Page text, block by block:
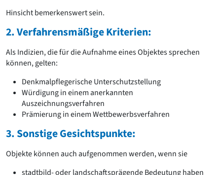
Hinsicht bemerkenswert sein.
2. Verfahrensmäßige Kriterien:
Als Indizien, die für die Aufnahme eines Objektes sprechen
können, gelten:
Denkmalpflegerische Unterschutzstellung
Würdigung in einem anerkannten
Auszeichnungsverfahren
Prämierung in einem Wettbewerbsverfahren
3. Sonstige Gesichtspunkte:
Objekte können auch aufgenommen werden, wenn sie
stadtbild- oder landschaftsprägende Bedeutung haben